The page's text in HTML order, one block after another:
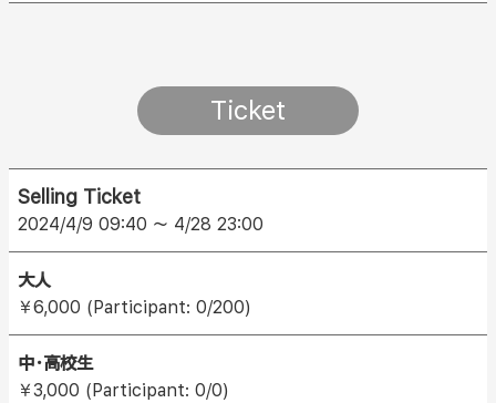
Ticket
Selling Ticket
2024/4/9 09:40 ～ 4/28 23:00
大人
￥6,000 (Participant: 0/200)
中・高校生
￥3,000 (Participant: 0/0)